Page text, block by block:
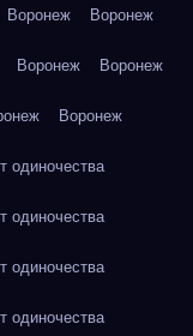
Воронеж Воронеж
Воронеж Воронеж
Воронеж
одиночества
одиночества
одиночества
одиночества